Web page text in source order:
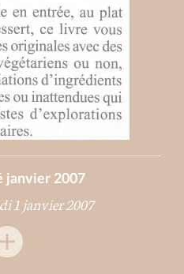
janvier 2007
1 janvier 2007